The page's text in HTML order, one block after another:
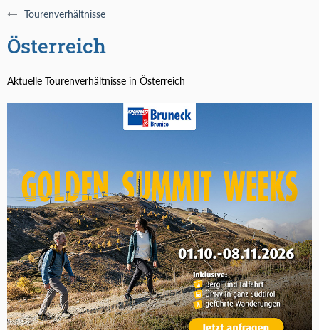
Tourenverhältnisse
Österreich
Aktuelle Tourenverhältnisse in Österreich